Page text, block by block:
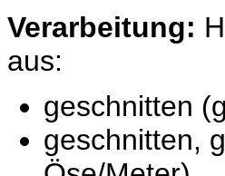
Verarbeitung:
aus:
geschnitten
geschnitten,